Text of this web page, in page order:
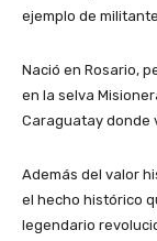
ejemplo de
Nació en Rosario,
en la selva
Caraguatay donde
Además del valor
el hecho histórico
legendario